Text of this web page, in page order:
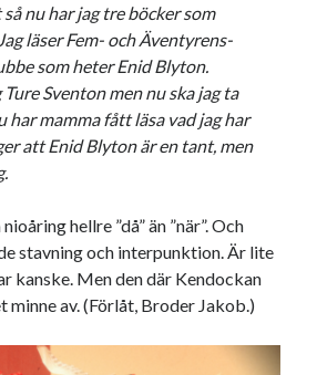
sekrutt
språkpolis
svenska tips tåg
moderecensent
nu har jag tre böcker som
läser Fem- och Äventyrens-
som heter Enid Blyton.
Sventon men nu ska jag ta
har mamma fått läsa vad jag har
att Enid Blyton är en tant, men
hellre ”då” än ”när”. Och
stavning och interpunktion. Är lite
kanske. Men den där Kendockan
minne av. (Förlåt, Broder Jakob.)